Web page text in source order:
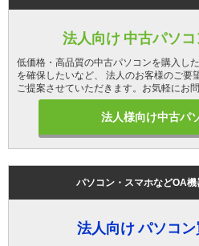
法人向け 中古パソ
低価格・高品質の中古パソコンを購入し
を確保したいなど、 法人のお客様のご要
ご提案させていただきます。お気軽にお
法人様向け中古パ
パソコン・スマホなどOA
法人向け パソコ